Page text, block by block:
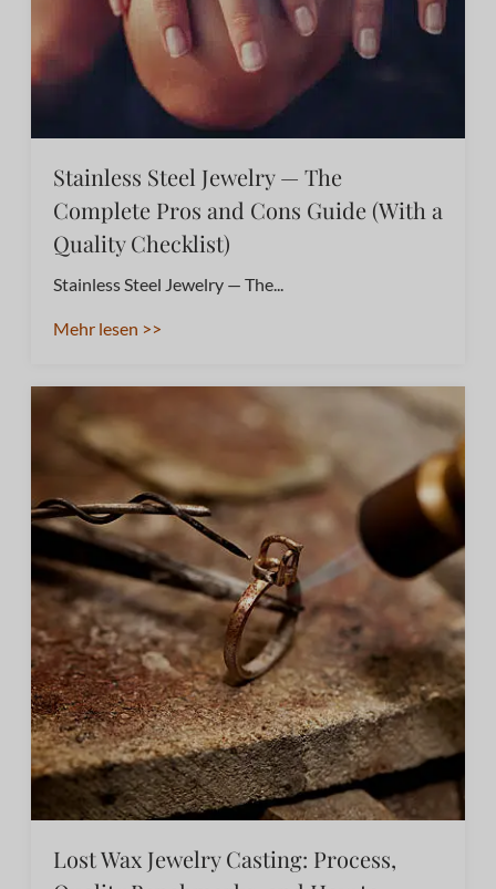
Stainless Steel Jewelry — The
Complete Pros and Cons Guide (With a
Quality Checklist)
Stainless Steel Jewelry — The...
Mehr lesen >>
Lost Wax Jewelry Casting: Process,